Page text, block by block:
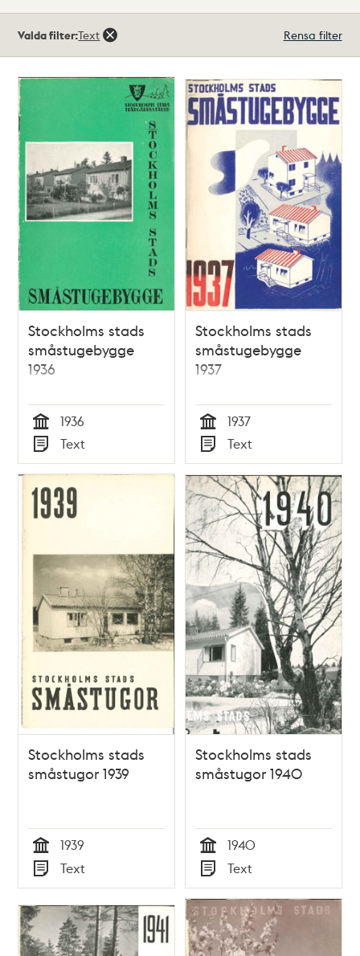
184träffar
Valda filter:Text Rensa filter
Stockholms stads
småstugebygge
1936
Tid
1936
Typ
Text
Stockholms stads
småstugebygge
1937
Tid
1937
Typ
Text
Stockholms stads
småstugor 1939
Tid
1939
Typ
Text
Stockholms stads
småstugor 1940
Tid
1940
Typ
Text